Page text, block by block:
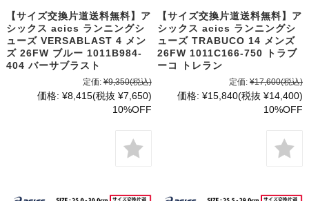
【サイズ交換片道送料無料】ア
シックス acics ランニングシ
ューズ VERSABLAST 4 メン
ズ 26FW ブルー 1011B984-
404 バーサブラスト
定価: ¥9,350(税込)
価格: ¥8,415(税抜 ¥7,650)
10%OFF
【サイズ交換片道送料無料】ア
シックス acics ランニングシ
ューズ TRABUCO 14 メンズ
26FW 1011C166-750 トラブ
ーコ トレラン
定価: ¥17,600(税込)
価格: ¥15,840(税抜 ¥14,400)
10%OFF